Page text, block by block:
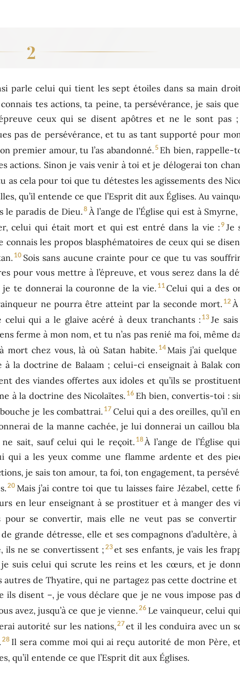
2
parle celui qui tient les sept étoiles dans sa main
tes actions, ta peine, ta persévérance, je sais
ceux qui se disent apôtres et ne le sont pas
pas de persévérance, et tu as tant supporté pour
premier amour, tu l’as abandonné.5 Eh bien, rappelle-
actions. Sinon je vais venir à toi et je délogerai ton
as cela pour toi que tu détestes les agissements des
qu’il entende ce que l’Esprit dit aux Églises. Au
le paradis de Dieu.8 À l’ange de l’Église qui est à
celui qui était mort et qui est entré dans la vie :9 Je
les propos blasphématoires de ceux qui se
10 Sois sans aucune crainte pour ce que tu vas
pour vous mettre à l’épreuve, et vous serez dans la
te donnerai la couronne de la vie. 11 Celui qui a des
ne pourra être atteint par la seconde mort. 12 À
celui qui a le glaive acéré à deux tranchants :13 Je
ferme à mon nom, et tu n’as pas renié ma foi, même
chez vous, là où Satan habite. 14Mais j’ai
la doctrine de Balaam ; celui-ci enseignait à Balak
des viandes offertes aux idoles et qu’ils se
à la doctrine des Nicolaïtes. 16 Eh bien, convertis-toi :
je les combattrai. 17 Celui qui a des oreilles, qu’il
de la manne cachée, je lui donnerai un caillou
sait, sauf celui qui le reçoit. 18 À l’ange de l’Église
qui a les yeux comme une flamme ardente et des
je sais ton amour, ta foi, ton engagement, ta
20Mais j’ai contre toi que tu laisses faire Jézabel, cette
en leur enseignant à se prostituer et à manger des
se convertir, mais elle ne veut pas se convertir
grande détresse, elle et ses compagnons d’adultère, à
ils ne se convertissent ;23 et ses enfants, je vais les
suis celui qui scrute les reins et les cœurs, et je
autres de Thyatire, qui ne partagez pas cette doctrine et
disent –, je vous déclare que je ne vous impose pas
avez, jusqu’à ce que je vienne. 26 Le vainqueur, celui
autorité sur les nations,27et il les conduira avec un
28 Il sera comme moi qui ai reçu autorité de mon Père,
qu’il entende ce que l’Esprit dit aux Églises.